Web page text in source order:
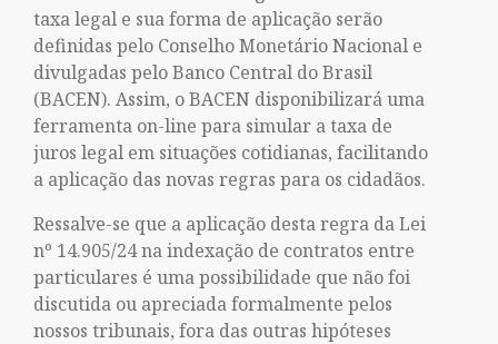
taxa legal e sua forma de aplicação serão
definidas pelo Conselho Monetário Nacional e
divulgadas pelo Banco Central do Brasil
(BACEN). Assim, o BACEN disponibilizará uma
ferramenta on-line para simular a taxa de
juros legal em situações cotidianas, facilitando
a aplicação das novas regras para os cidadãos.
Ressalve-se que a aplicação desta regra da Lei
nº 14.905/24 na indexação de contratos entre
particulares é uma possibilidade que não foi
discutida ou apreciada formalmente pelos
nossos tribunais, fora das outras hipóteses